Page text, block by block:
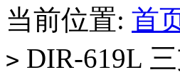
当前位置: 首
> DIR-619L